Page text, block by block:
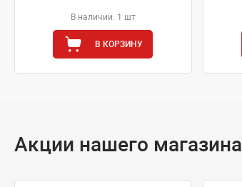
В наличии: 1 шт
В КОРЗИНУ
Акции нашего магазина